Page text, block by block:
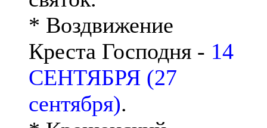
* Воздвижение
Креста Господня - 14
СЕНТЯБРЯ (27
сентября).